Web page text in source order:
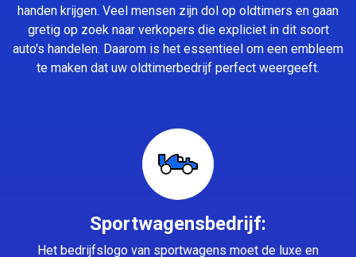
handen krijgen. Veel mensen zijn dol op oldtimers en gaan
gretig op zoek naar verkopers die expliciet in dit soort
auto's handelen. Daarom is het essentieel om een embleem
te maken dat uw oldtimerbedrijf perfect weergeeft.
Sportwagensbedrijf:
Het bedrijfslogo van sportwagens moet de luxe en